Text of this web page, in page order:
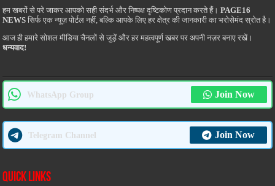
हम खबरों से परे जाकर आपको सही संदर्भ और निष्पक्ष दृष्टिकोण प्रदान करते हैं।PAGE16
NEWS सिर्फ एक न्यूज़ पोर्टल नहीं, बल्कि आपके लिए हर क्षेत्र की जानकारी का भरोसेमंद स्रोत है।
आज ही हमारे सोशल मीडिया चैनलों से जुड़ें और हर महत्वपूर्ण खबर पर अपनी नज़र बनाए रखें।
धन्यवाद!
WhatsApp Group Join Now
Telegram Channel Join Now
Quick Links